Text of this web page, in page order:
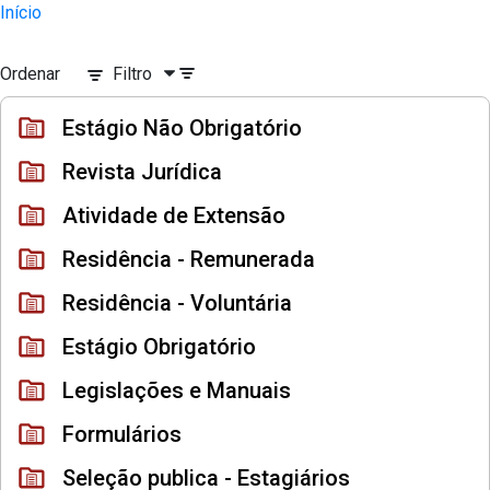
Pular para o Conteúdo principal
Divisão Minima - Escola Superior
Início
Ordenar Filtro
Estágio Não Obrigatório
Revista Jurídica
Atividade de Extensão
Residência - Remunerada
Residência - Voluntária
Estágio Obrigatório
Legislações e Manuais
Formulários
Seleção publica - Estagiários